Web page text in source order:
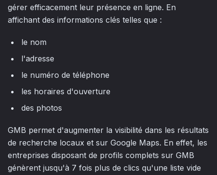
gérer efficacement leur présence en ligne. En
affichant des informations clés telles que :
le nom
l'adresse
le numéro de téléphone
les horaires d'ouverture
des photos
GMB permet d'augmenter la visibilité dans les résultats
de recherche locaux et sur Google Maps. En effet, les
entreprises disposant de profils complets sur GMB
génèrent jusqu'à 7 fois plus de clics qu'une liste vide